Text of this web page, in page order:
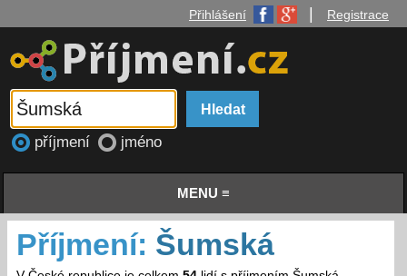
Přihlášení Registrace
příjmení jméno
MENU ≡
Příjmení: Šumská